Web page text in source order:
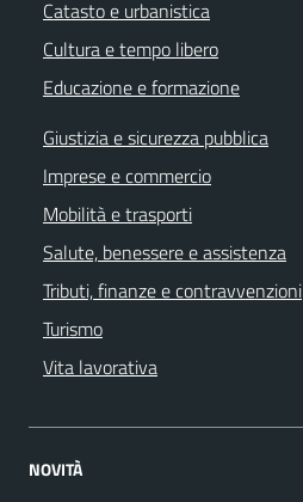
Catasto e urbanistica
Cultura e tempo libero
Educazione e formazione
Giustizia e sicurezza pubblica
Imprese e commercio
Mobilità e trasporti
Salute, benessere e assistenza
Tributi, finanze e contravvenzioni
Turismo
Vita lavorativa
NOVITÀ